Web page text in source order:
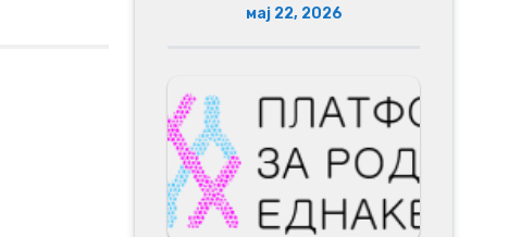
мај 22, 2026